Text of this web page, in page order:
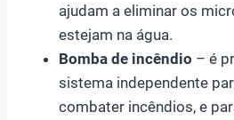
ajudam a eliminar os
estejam na água.
Bomba de incêndio – é
sistema independente
combater incêndios, e